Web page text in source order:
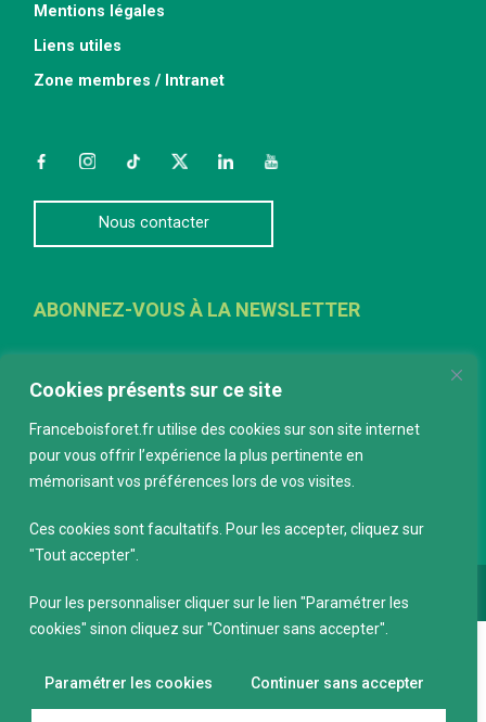
Cookies présents sur ce site
Franceboisforet.fr utilise des cookies sur son site internet
pour vous offrir l’expérience la plus pertinente en
mémorisant vos préférences lors de vos visites.
Ces cookies sont facultatifs. Pour les accepter, cliquez sur
"Tout accepter".
Pour les personnaliser cliquer sur le lien "Paramétrer les
cookies" sinon cliquez sur "Continuer sans accepter".
Paramétrer les cookies Continuer sans accepter
Mentions légales
Liens utiles
Zone membres / Intranet
FacebookInstagramTikTokTwitterLinkedInYouTube
Nous contacter
ABONNEZ-VOUS À LA NEWSLETTER